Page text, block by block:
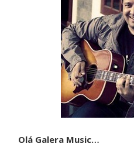
Olá Galera Music…